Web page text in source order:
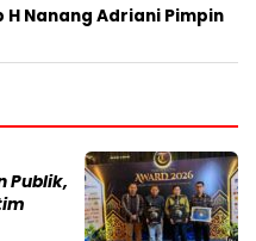
Nanang Adriani Pimpin
Publik,